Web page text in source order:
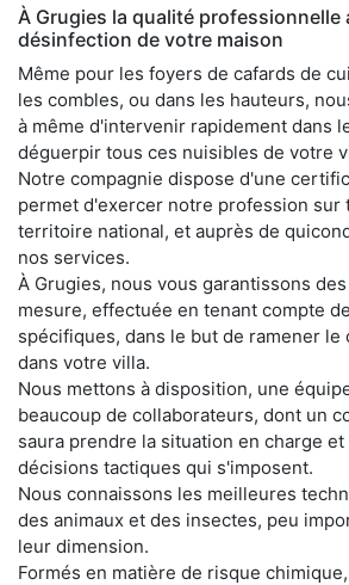
À Grugies la qualité professionnelle
désinfection de votre maison
Même pour les foyers de cafards de
les combles, ou dans les hauteurs,
à même d'intervenir rapidement dans
déguerpir tous ces nuisibles de votre
Notre compagnie dispose d'une
permet d'exercer notre profession sur
territoire national, et auprès de
nos services.
À Grugies, nous vous garantissons
mesure, effectuée en tenant compte
spécifiques, dans le but de ramener le
dans votre villa.
Nous mettons à disposition, une
beaucoup de collaborateurs, dont un
saura prendre la situation en charge
décisions tactiques qui s'imposent.
Nous connaissons les meilleures
des animaux et des insectes, peu
leur dimension.
Formés en matière de risque